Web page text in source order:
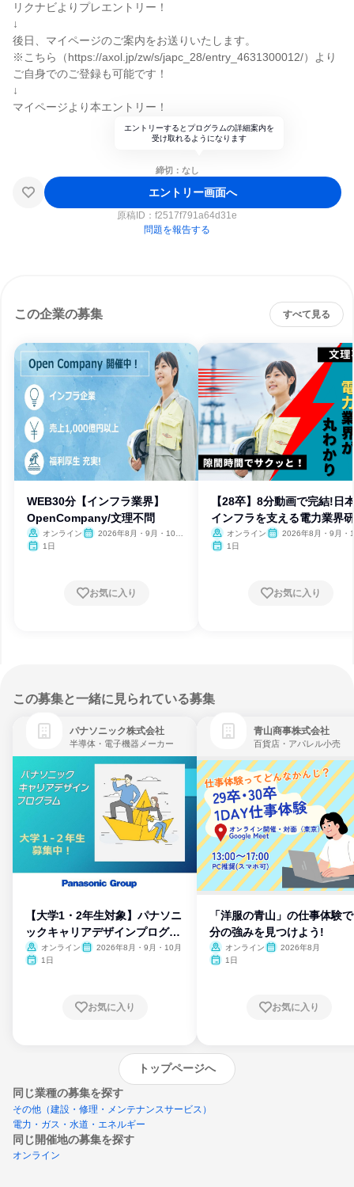
リクナビよりプレエントリー！
↓
後日、マイページのご案内をお送りいたします。
※こちら（https://axol.jp/zw/s/japc_28/entry_4631300012/）より
ご自身でのご登録も可能です！
↓
マイページより本エントリー！
エントリーするとプログラムの詳細案内を
受け取れるようになります
締切：なし
エントリー画面へ
原稿ID： f2517f791a64d31e
問題を報告する
この企業の募集 すべて見る
WEB30分【インフラ業界】
OpenCompany/文理不問
オンライン
2026年8月・9月・10
1日
お気に入り
【28卒】8分動画で完結!日
インフラを支える電力業界
オンライン
2026年8月・9月・
1日
お気に入り
この募集と一緒に見られている募集
パナソニック株式会社
半導体・電子機器メーカー
【大学1・2年生対象】パナソニ
ックキャリアデザインプログラ
ム
オンライン
2026年8月・9月・10月
1日
お気に入り
青山商事株式会社
百貨店・アパレル小売
「洋服の青山」の仕事体験
分の強みを見つけよう!
オンライン
2026年8月
1日
お気に入り
トップページへ
同じ業種の募集を探す
その他（建設・修理・メンテナンスサービス）
電力・ガス・水道・エネルギー
同じ開催地の募集を探す
オンライン